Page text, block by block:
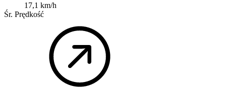
17,1 km/h
Śr. Prędkość